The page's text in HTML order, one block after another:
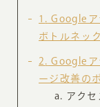
1
Googleア
ボトルネッ
2
Googleア
ージ改善の
アクセ